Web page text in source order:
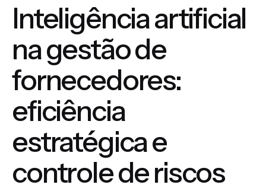
Inteligência artificial
na gestão de
fornecedores:
eficiência
estratégica e
controle de riscos